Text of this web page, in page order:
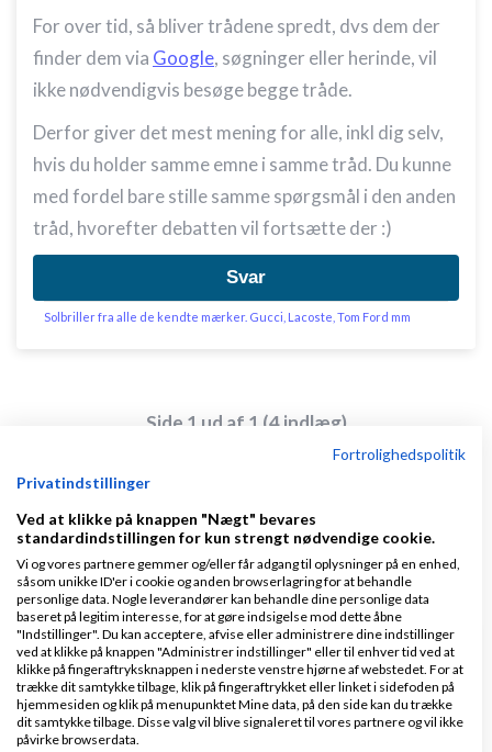
For over tid, så bliver trådene spredt, dvs dem der
finder dem via Google, søgninger eller herinde, vil
ikke nødvendigvis besøge begge tråde.
Derfor giver det mest mening for alle, inkl dig selv,
hvis du holder samme emne i samme tråd. Du kunne
med fordel bare stille samme spørgsmål i den anden
tråd, hvorefter debatten vil fortsætte der :)
Svar
Solbriller fra alle de kendte mærker. Gucci, Lacoste, Tom Ford mm
Side 1 ud af 1 (4 indlæg)
Generel iværksætterdebat
Emner
Hvad er den bedste måde at sælge en skrotbil i
Danmark?
Nyeste indlægafskrotbil,i går kl. 22:45
Fortrolighedspolitik
Privatindstillinger
Ved at klikke på knappen "Nægt" bevares
standardindstillingen for kun strengt nødvendige cookie.
Vi og vores partnere gemmer og/eller får adgang til oplysninger på en enhed,
såsom unikke ID'er i cookie og anden browserlagring for at behandle
personlige data. Nogle leverandører kan behandle dine personlige data
baseret på legitim interesse, for at gøre indsigelse mod dette åbne
"Indstillinger". Du kan acceptere, afvise eller administrere dine indstillinger
ved at klikke på knappen "Administrer indstillinger" eller til enhver tid ved at
klikke på fingeraftryksknappen i nederste venstre hjørne af webstedet. For at
trække dit samtykke tilbage, klik på fingeraftrykket eller linket i sidefoden på
hjemmesiden og klik på menupunktet Mine data, på den side kan du trække
dit samtykke tilbage. Disse valg vil blive signaleret til vores partnere og vil ikke
påvirke browserdata.